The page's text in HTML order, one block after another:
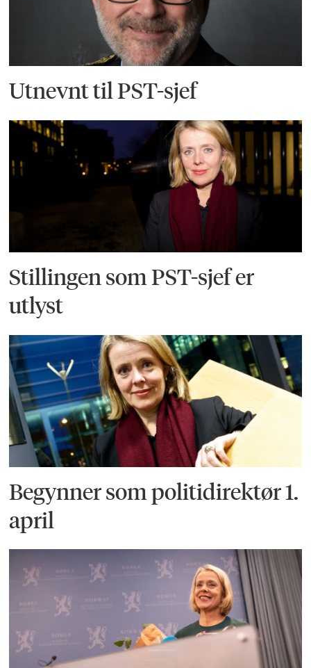
Utnevnt til PST-sjef
Stillingen som PST-sjef er
utlyst
Begynner som politidirektør 1.
april